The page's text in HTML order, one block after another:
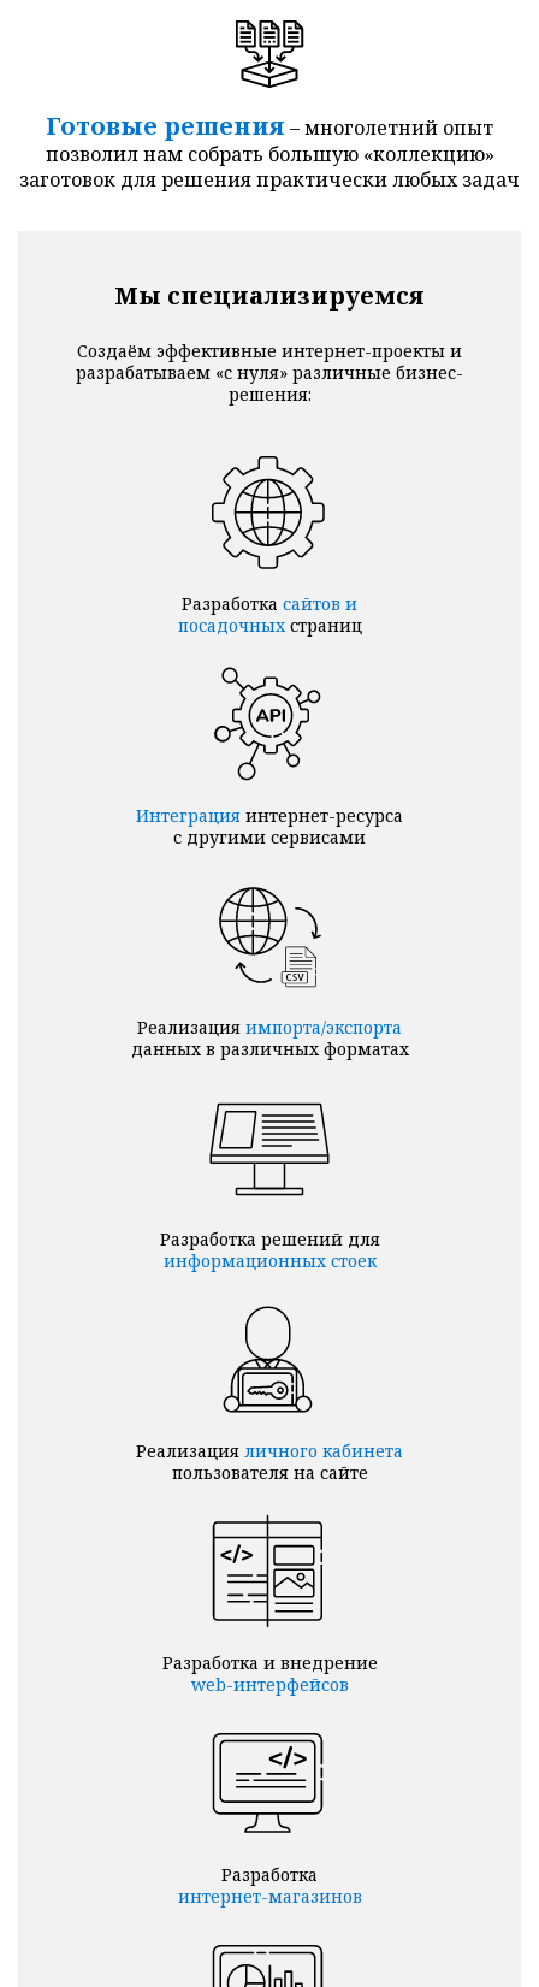
Готовые решения – многолетний опыт
позволил нам собрать большую «коллекцию»
заготовок для решения практически любых задач
Мы специализируемся
Создаём эффективные интернет-проекты и
разрабатываем «с нуля» различные бизнес-
решения:
Разработка сайтов и
посадочныхстраниц
Интеграция интернет-ресурса
с другими сервисами
Реализация импорта/экспорта
данных в различных форматах
Разработка решений для
информационных стоек
Реализация личного кабинета
пользователя на сайте
Разработка и внедрение
web-интерфейсов
Разработка
интернет-магазинов